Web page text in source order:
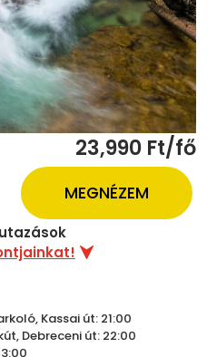
23,990 Ft/fő
MEGNÉZEM
Kassai út: 21:00
Debreceni út: 22:00